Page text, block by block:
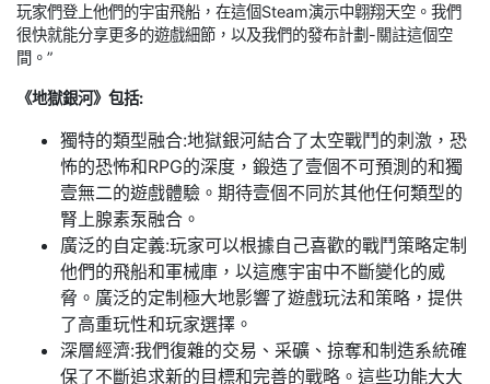
玩家們登上他們的宇宙飛船，在這個Steam演示中翺翔天空。我們
很快就能分享更多的遊戲細節，以及我們的發布計劃-關註這個空
間。”
《地獄銀河》包括:
獨特的類型融合:地獄銀河結合了太空戰鬥的刺激，恐
怖的恐怖和RPG的深度，鍛造了壹個不可預測的和獨
壹無二的遊戲體驗。期待壹個不同於其他任何類型的
腎上腺素泵融合。
廣泛的自定義:玩家可以根據自己喜歡的戰鬥策略定制
他們的飛船和軍械庫，以這應宇宙中不斷變化的威
脅。廣泛的定制極大地影響了遊戲玩法和策略，提供
了高重玩性和玩家選擇。
深層經濟:我們復雜的交易、采礦、掠奪和制造系統確
保了不斷追求新的目標和完善的戰略。這些功能大大